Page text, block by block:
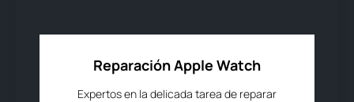
Reparación Apple Watch
Expertos en la delicada tarea de reparar